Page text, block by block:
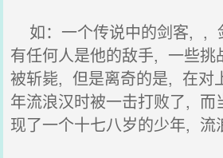
如：一个传说中的剑客, ,
有任何人是他的敌手, 一些挑
被斩毙, 但是离奇的是, 在对
年流浪汉时被一击打败了, 而
现了一个十七八岁的少年, 流